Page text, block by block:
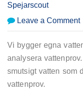
Spejarscout
Leave a Comment
Vi bygger egna
analysera
smutsigt vatten som
vattenprov.